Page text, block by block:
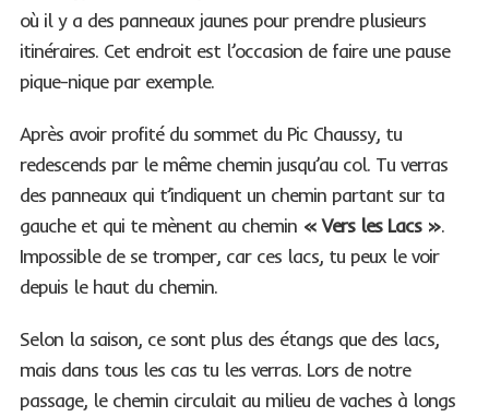
où il y a des panneaux jaunes pour prendre plusieurs
itinéraires. Cet endroit est l’occasion de faire une pause
pique-nique par exemple.
Après avoir profité du sommet du Pic Chaussy, tu
redescends par le même chemin jusqu’au col. Tu verras
des panneaux qui t’indiquent un chemin partant sur ta
gauche et qui te mènent au chemin « Vers les Lacs ».
Impossible de se tromper, car ces lacs, tu peux le voir
depuis le haut du chemin.
Selon la saison, ce sont plus des étangs que des lacs,
mais dans tous les cas tu les verras. Lors de notre
passage, le chemin circulait au milieu de vaches à longs